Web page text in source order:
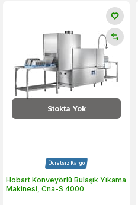
Stokta Yok
Ücretsiz Kargo
Hobart Konveyörlü Bulaşık Yıkama
Makinesi, Cna-S 4000